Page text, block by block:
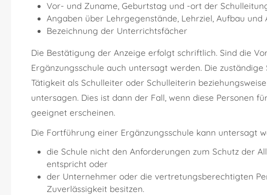
Vor- und Zuname, Geburtstag und -ort der
Angaben über Lehrgegenstände, Lehrziel, Aufbau und
Bezeichnung der Unterrichtsfächer
Die Bestätigung der Anzeige erfolgt schriftlich. Sind die
Ergänzungsschule auch untersagt werden. Die
Tätigkeit als Schulleiter oder Schulleiterin
untersagen. Dies ist dann der Fall, wenn diese Personen
geeignet erscheinen.
Die Fortführung einer Ergänzungsschule kann untersagt
die Schule nicht den Anforderungen zum Schutz der
entspricht oder
der Unternehmer oder die vertretungsberechtigten
Zuverlässigkeit besitzen.